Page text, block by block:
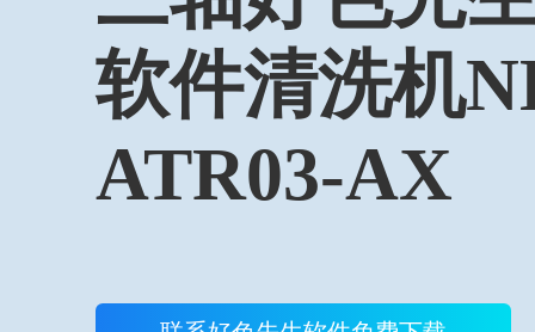
软件清洗机
ATR03-AX